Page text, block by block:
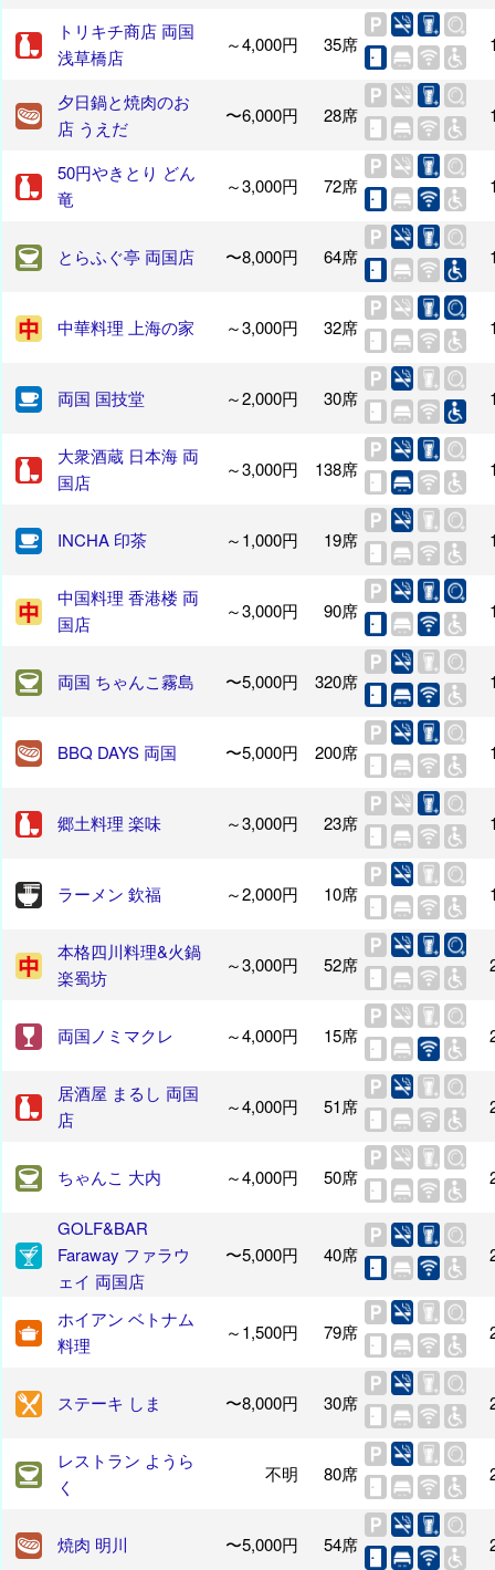
トリキチ商店 両国
浅草橋店
～4,000円 35席
夕日鍋と焼肉のお
店 うえだ
〜6,000円 28席
50円やきとり どん
竜
～3,000円 72席
とらふぐ亭 両国店 〜8,000円 64席
中華料理 上海の家 ～3,000円 32席
両国 国技堂 ～2,000円 30席
大衆酒蔵 日本海 両
国店
～3,000円 138席
INCHA 印茶 ～1,000円 19席
中国料理 香港楼 両
国店
～3,000円 90席
両国 ちゃんこ霧島 〜5,000円 320席
BBQ DAYS 両国 〜5,000円 200席
郷土料理 楽味 ～3,000円 23席
ラーメン 欽福 ～2,000円 10席
本格四川料理&火鍋
楽蜀坊
～3,000円 52席
両国ノミマクレ ～4,000円 15席
居酒屋 まるし 両国
店
～4,000円 51席
ちゃんこ 大内 ～4,000円 50席
GOLF&BAR
Faraway ファラウ
ェイ 両国店
〜5,000円 40席
ホイアン ベトナム
料理
～1,500円 79席
ステーキ しま 〜8,000円 30席
レストラン ようら
く
不明 80席
焼肉 明川 〜5,000円 54席